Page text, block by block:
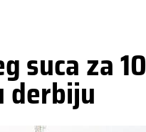
suca za 10
derbiju